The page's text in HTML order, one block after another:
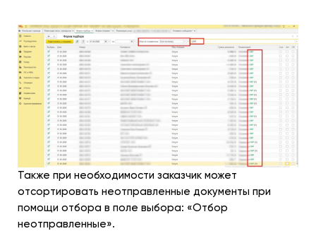
Также при необходимости заказчик может
отсортировать неотправленные документы при
помощи отбора в поле выбора: «Отбор
неотправленные».